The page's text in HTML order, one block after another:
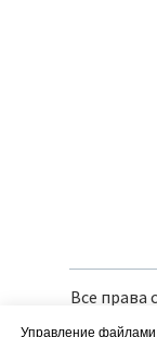
Все права
Управление файлами